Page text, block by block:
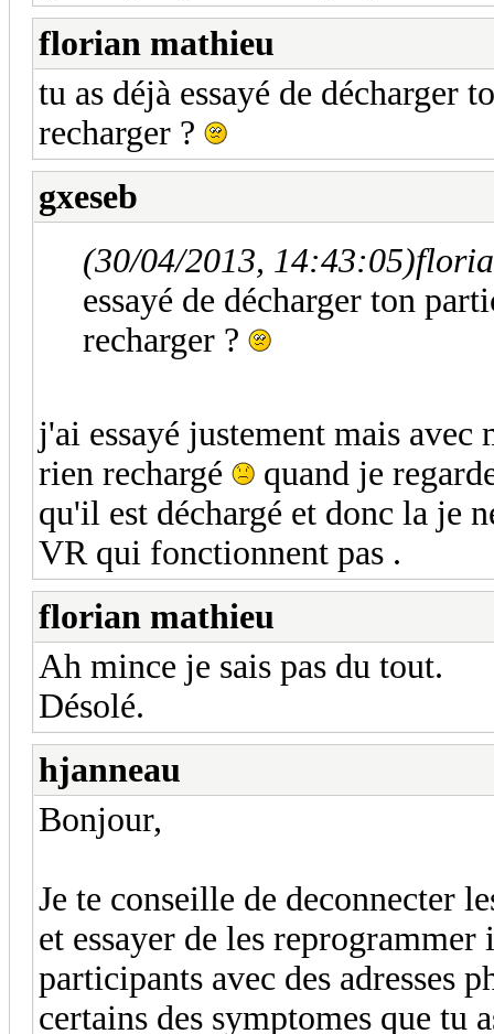
florian mathieu
tu as déjà essayé de décharger
recharger ?
gxeseb
(30/04/2013, 14:43:05)
essayé de décharger ton
recharger ?
j'ai essayé justement mais
rien rechargé
quand je
qu'il est déchargé et donc la je
VR qui fonctionnent pas .
florian mathieu
Ah mince je sais pas du tout.
Désolé.
hjanneau
Bonjour,
Je te conseille de deconnecter
et essayer de les
participants avec des adresses
certains des symptomes que tu